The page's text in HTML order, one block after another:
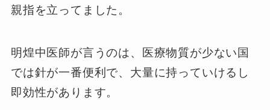
親指を立ってました。
明煌中医師が言うのは、医療物質が少ない国
では針が一番便利で、大量に持っていけるし
即効性があります。